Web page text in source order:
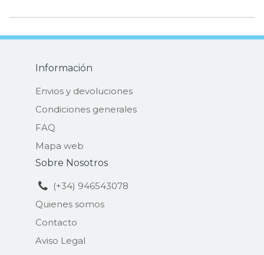
Información
Envios y devoluciones
Condiciones generales
FAQ
Mapa web
Sobre Nosotros
(+34) 946543078
Quienes somos
Contacto
Aviso Legal